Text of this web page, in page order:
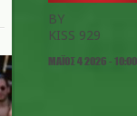
BY
KISS 929
ΜΆΙΟΣ 4 2026 - 10:00